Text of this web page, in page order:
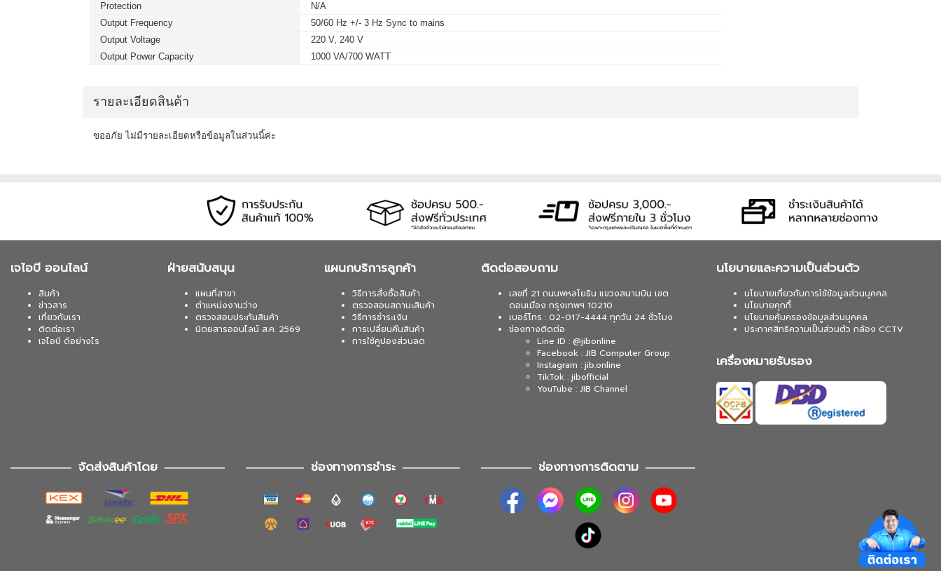
Protection
N/A
Output Frequency
50/60 Hz +/- 3 Hz Sync to mains
Output Voltage
220 V, 240 V
Output Power Capacity
1000 VA/700 WATT
รายละเอียดสินค้า
ขออภัย ไม่มีรายละเอียดหรือข้อมูลในส่วนนี้ค่ะ
เจไอบี ออนไลน์
สินค้า
ข่าวสาร
เกี่ยวกับเรา
ติดต่อเรา
เจไอบี ดีอย่างไร
ฝ่ายสนับสนุน
แผนที่สาขา
ตำแหน่งงานว่าง
ตรวจสอบประกันสินค้า
นิตยสารออนไลน์ ส.ค. 2569
แผนกบริการลูกค้า
วิธีการสั่งซื้อสินค้า
ตรวจสอบสถานะสินค้า
วิธีการชำระเงิน
การเปลี่ยนคืนสินค้า
การใช้คูปองส่วนลด
ติดต่อสอบถาม
เลขที่ 21 ถนนพหลโยธิน แขวงสนามบิน เขต
ดอนเมือง กรุงเทพฯ 10210
เบอร์โทร : 02-017-4444 ทุกวัน 24 ชั่วโมง
ช่องทางติดต่อ
Line ID : @jibonline
Facebook : JIB Computer Group
Instagram : jib.online
TikTok : jibofficial
YouTube : JIB Channel
นโยบายและความเป็นส่วนตัว
นโยบายเกี่ยวกับการใช้ข้อมูลส่วนบุคคล
นโยบายคุกกี้
นโยบายคุ้มครองข้อมูลส่วนบุคคล
ประกาศสิทธิความเป็นส่วนตัว กล้อง CCTV
เครื่องหมายรับรอง
จัดส่งสินค้าโดย ช่องทางการชำระ ช่องทางการติดตาม